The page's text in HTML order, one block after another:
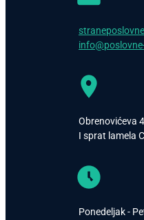
Obrenovićeva
I sprat lamela
Ponedeljak -